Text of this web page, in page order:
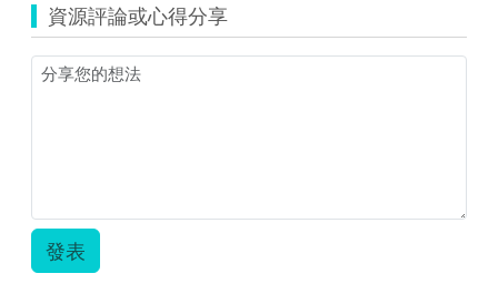
繪
本
Seven
資源評論或心得分享
發表